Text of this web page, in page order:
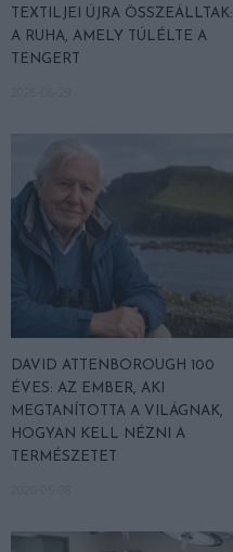
TEXTILJEI ÚJRA ÖSSZEÁLLTAK:
A RUHA, AMELY TÚLÉLTE A
TENGERT
DAVID ATTENBOROUGH 100
ÉVES: AZ EMBER, AKI
MEGTANÍTOTTA A VILÁGNAK,
HOGYAN KELL NÉZNI A
TERMÉSZETET